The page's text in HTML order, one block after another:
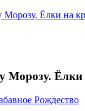
Морозу. Ёлки
Рождество